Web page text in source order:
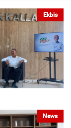
Ekbis
News